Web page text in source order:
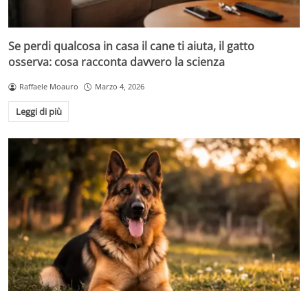
Se perdi qualcosa in casa il cane ti aiuta, il gatto
osserva: cosa racconta davvero la scienza
Raffaele Moauro Marzo 4, 2026
Leggi di più